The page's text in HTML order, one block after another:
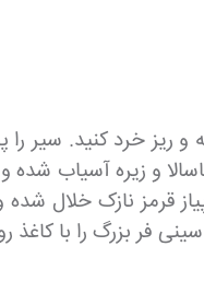
خرد کنید. سیر را
و زیره آسیاب
قرمز نازک